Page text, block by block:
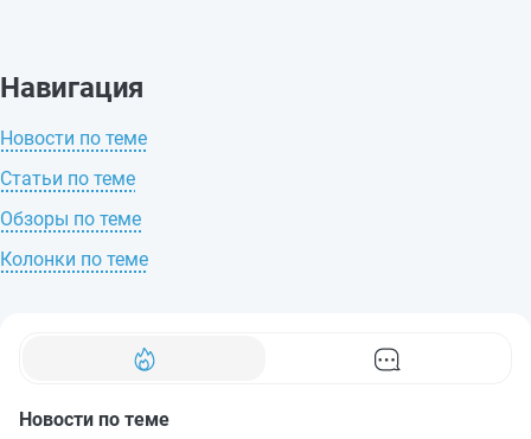
Новости по теме
Навигация
Новости по теме
Статьи по теме
Обзоры по теме
Колонки по теме